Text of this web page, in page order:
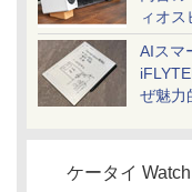
ィオス
AIスマ
ぜ魅力
ケータイ